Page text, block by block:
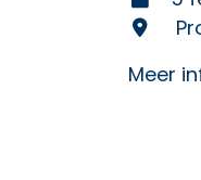
Meer